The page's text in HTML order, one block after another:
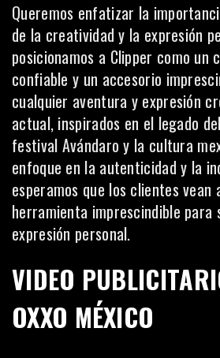
Queremos enfatizar la
de la creatividad y la expresión
posicionamos a Clipper como un
confiable y un accesorio
cualquier aventura y expresión
actual, inspirados en el legado
festival Avándaro y la cultura
enfoque en la autenticidad y la
esperamos que los clientes vean
herramienta imprescindible para
expresión personal.
VIDEO
OXXO MÉXICO